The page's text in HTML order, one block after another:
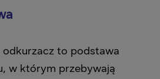
to podstawa
w którym przebywają